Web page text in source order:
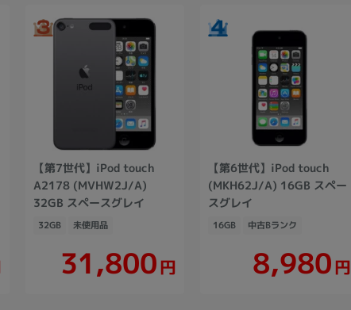
【第7世代】iPod touch
A2178 (MVHW2J/A)
32GB スペースグレイ
32GB 未使用品
31,800円
【第6世代】iPod touch
(MKH62J/A) 16GB スペー
スグレイ
16GB 中古Bランク
8,980円